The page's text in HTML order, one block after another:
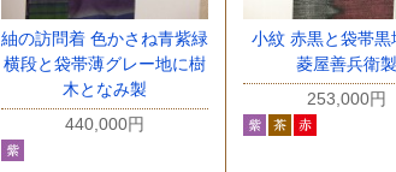
紬の訪問着 色かさね青紫緑
横段と袋帯薄グレー地に樹
木となみ製
440,000円
小紋 赤黒と袋帯黒
菱屋善兵衛製
253,000円